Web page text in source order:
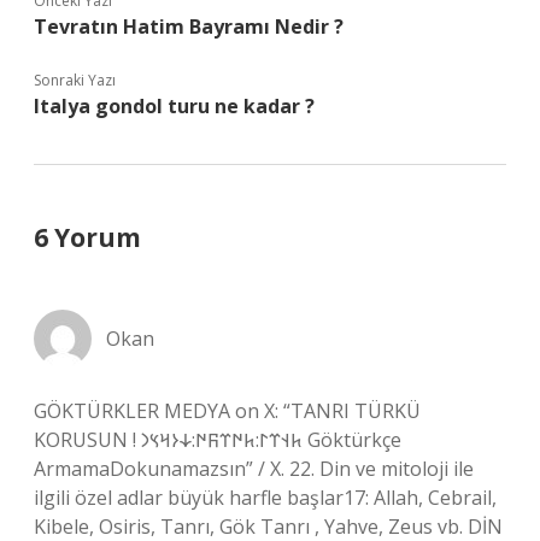
Tevratın Hatim Bayramı Nedir ?
Sonraki Yazı
Italya gondol turu ne kadar ?
6 Yorum
Okan
GÖKTÜRKLER MEDYA on X: “TANRI TÜRKÜ
KORUSUN ! 𐱅𐰭𐰼𐰃:𐱅𐰇𐰼𐰜𐰇:𐰸𐰆𐰺𐰽𐰣 Göktürkçe
ArmamaDokunamazsın” / X. 22. Din ve mitoloji ile
ilgili özel adlar büyük harfle başlar17: Allah, Cebrail,
Kibele, Osiris, Tanrı, Gök Tanrı , Yahve, Zeus vb. DİN